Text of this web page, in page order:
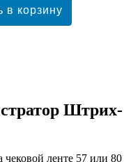
Штрих-
ленте 57 или 80